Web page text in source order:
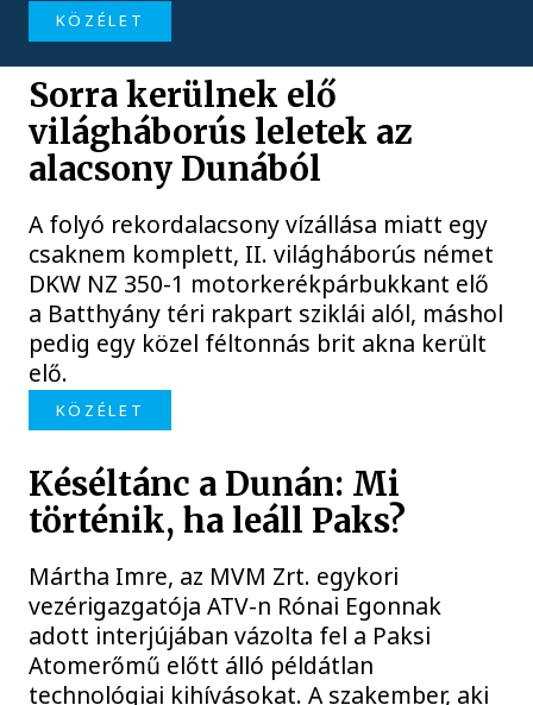
KÖZÉLET
Sorra kerülnek elő
világháborús leletek az
alacsony Dunából
A folyó rekordalacsony vízállása miatt egy
csaknem komplett, II. világháborús német
DKW NZ 350-1 motorkerékpárbukkant elő
a Batthyány téri rakpart sziklái alól, máshol
pedig egy közel féltonnás brit akna került
elő.
KÖZÉLET
Késéltánc a Dunán: Mi
történik, ha leáll Paks?
Mártha Imre, az MVM Zrt. egykori
vezérigazgatója ATV-n Rónai Egonnak
adott interjújában vázolta fel a Paksi
Atomerőmű előtt álló példátlan
technológiai kihívásokat. A szakember, aki